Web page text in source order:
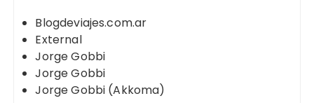
Blogdeviajes.com.ar
External
Jorge Gobbi
Jorge Gobbi
Jorge Gobbi (Akkoma)